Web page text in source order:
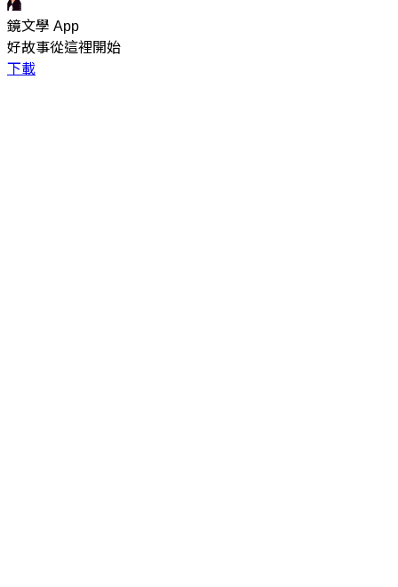
鏡文學 App
好故事從這裡開始
下載